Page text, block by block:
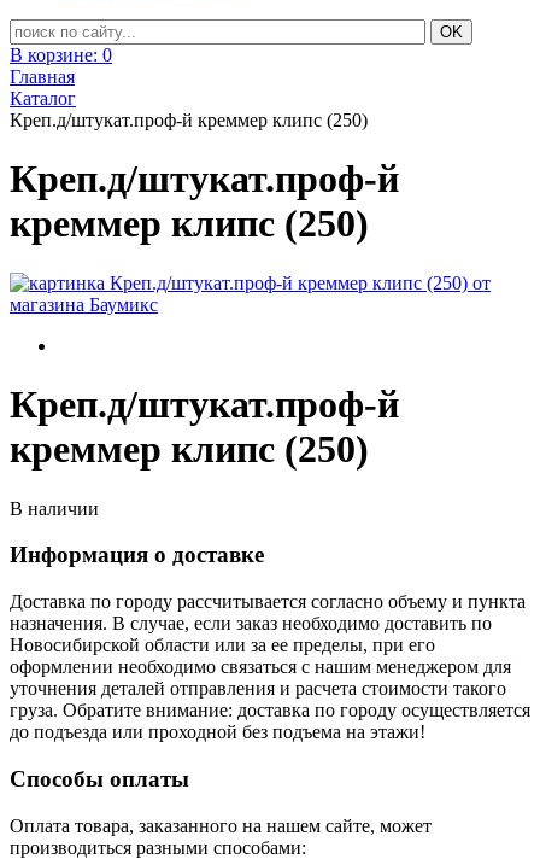
В корзине: 0
Главная
Каталог
Креп.д/штукат.проф-й креммер клипс (250)
Креп.д/штукат.проф-й
креммер клипс (250)
Креп.д/штукат.проф-й
креммер клипс (250)
В наличии
Информация о доставке
Доставка по городу рассчитывается согласно объему и пункта
назначения. В случае, если заказ необходимо доставить по
Новосибирской области или за ее пределы, при его
оформлении необходимо связаться с нашим менеджером для
уточнения деталей отправления и расчета стоимости такого
груза. Обратите внимание: доставка по городу осуществляется
до подъезда или проходной без подъема на этажи!
Способы оплаты
Оплата товара, заказанного на нашем сайте, может
производиться разными способами: